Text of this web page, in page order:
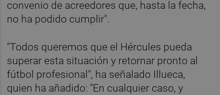
convenio de acreedores que, hasta la fecha,
no ha podido cumplir".
"Todos queremos que el Hércules pueda
superar esta situación y retornar pronto al
fútbol profesional", ha señalado Illueca,
quien ha añadido: "En cualquier caso, y